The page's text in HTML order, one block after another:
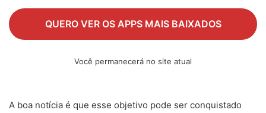
QUERO VER OS APPS MAIS BAIXADOS
Você permanecerá no site atual
A boa notícia é que esse objetivo pode ser conquistado